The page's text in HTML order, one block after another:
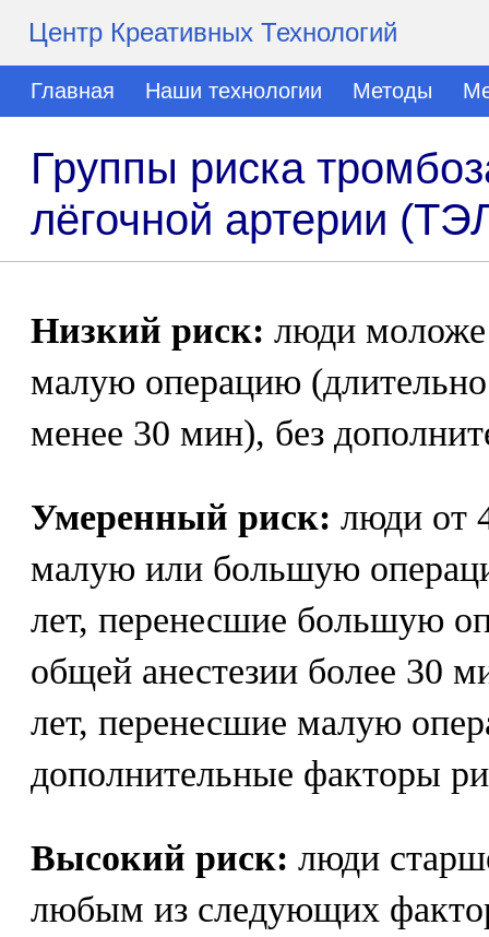
Центр Креативных Технологий
Главная Наши технологии Методы
Группы риска
лёгочной артерии
Низкий риск: люди моложе
малую операцию
менее 30 мин), без
Умеренный риск: люди от
малую или большую
лет, перенесшие большую
общей анестезии более 30
лет, перенесшие малую
дополнительные факторы
Высокий риск: люди
любым из следующих